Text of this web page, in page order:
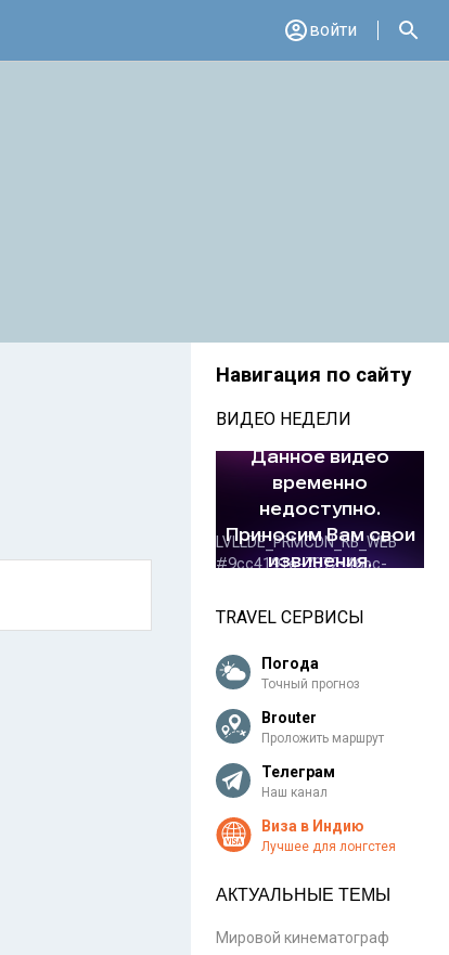
войти
Навигация по сайту
ВИДЕО НЕДЕЛИ
TRAVEL СЕРВИСЫ
Погода
Точный прогноз
Brouter
Проложить маршрут
Телеграм
Наш канал
Виза в Индию
Лучшее для лонгстея
АКТУАЛЬНЫЕ ТЕМЫ
Мировой кинематограф